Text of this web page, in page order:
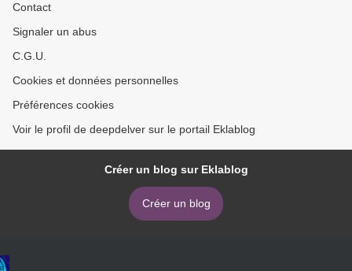
Contact
Signaler un abus
C.G.U.
Cookies et données personnelles
Préférences cookies
Voir le profil de deepdelver sur le portail Eklablog
Créer un blog sur Eklablog
Créer un blog